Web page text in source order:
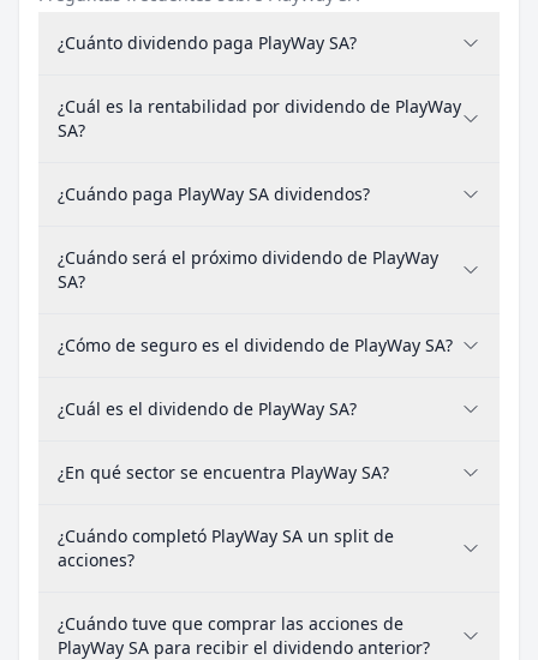
¿Cuánto dividendo paga PlayWay SA?
¿Cuál es la rentabilidad por dividendo de PlayWay
SA?
¿Cuándo paga PlayWay SA dividendos?
¿Cuándo será el próximo dividendo de PlayWay
SA?
¿Cómo de seguro es el dividendo de PlayWay SA?
¿Cuál es el dividendo de PlayWay SA?
¿En qué sector se encuentra PlayWay SA?
¿Cuándo completó PlayWay SA un split de
acciones?
¿Cuándo tuve que comprar las acciones de
PlayWay SA para recibir el dividendo anterior?